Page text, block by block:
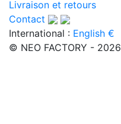
Livraison et retours
Contact
International : English €
© NEO FACTORY - 2026